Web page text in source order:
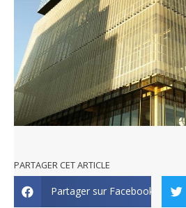
PARTAGER CET ARTICLE
Partager sur Facebook